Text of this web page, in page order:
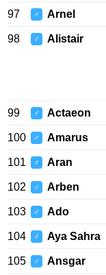
97 ♂ Arnel
98 ♂ Alistair
99 ♂ Actaeon
100 ♂ Amarus
101 ♂ Aran
102 ♂ Arben
103 ♂ Ado
104 ♂ Aya Sahra
105 ♂ Ansgar